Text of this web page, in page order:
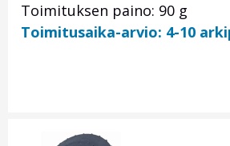
Toimituksen paino: 90 g
Toimitusaika-arvio: 4-10